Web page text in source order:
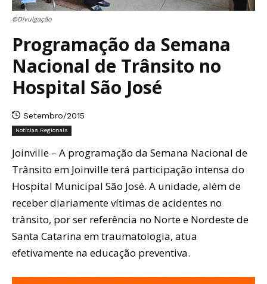
©Divulgação
Programação da Semana
Nacional de Trânsito no
Hospital São José
Setembro/2015
Notícias Regionais
Joinville – A programação da Semana Nacional de
Trânsito em Joinville terá participação intensa do
Hospital Municipal São José. A unidade, além de
receber diariamente vítimas de acidentes no
trânsito, por ser referência no Norte e Nordeste de
Santa Catarina em traumatologia, atua
efetivamente na educação preventiva.